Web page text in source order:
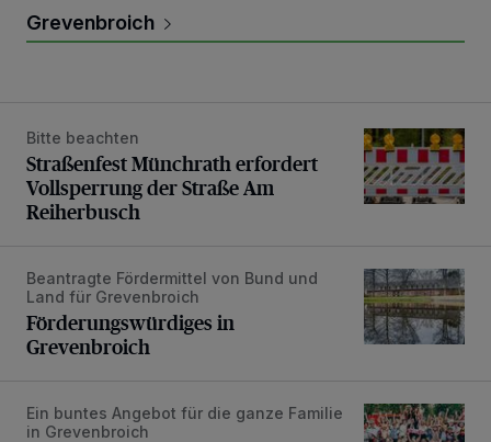
Grevenbroich
Straßenfest Münchrath erfordert Vollsperrung der Straße
Bitte beachten
Straßenfest Münchrath erfordert
Vollsperrung der Straße Am
Reiherbusch
Förderungswürdiges in Grevenbroich
Beantragte Fördermittel von Bund und
Land für Grevenbroich
Förderungswürdiges in
Grevenbroich
Sommerferien an der Skatebox
Ein buntes Angebot für die ganze Familie
in Grevenbroich